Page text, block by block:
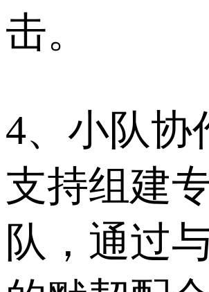
击。
4、小队协
支持组建
队，通过